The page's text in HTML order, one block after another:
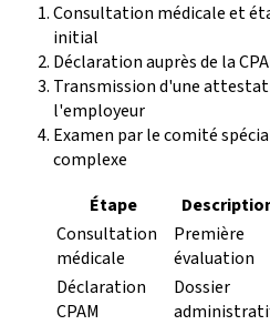
Consultation médicale et
initial
Déclaration auprès de la
Transmission d'une
l'employeur
Examen par le comité
complexe
Étape
Consultation
médicale
Première
évaluation
Déclaration
CPAM
Dossier